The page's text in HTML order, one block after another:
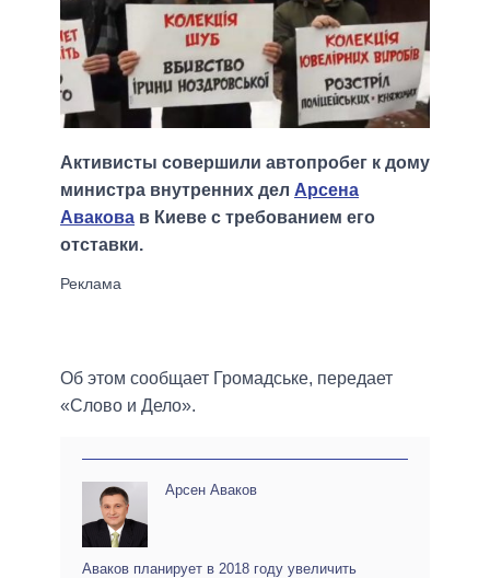
Активисты совершили автопробег к дому
министра внутренних дел Арсена
Авакова в Киеве с требованием его
отставки.
Об этом сообщает Громадське, передает
«Слово и Дело».
Арсен Аваков
Аваков планирует в 2018 году увеличить